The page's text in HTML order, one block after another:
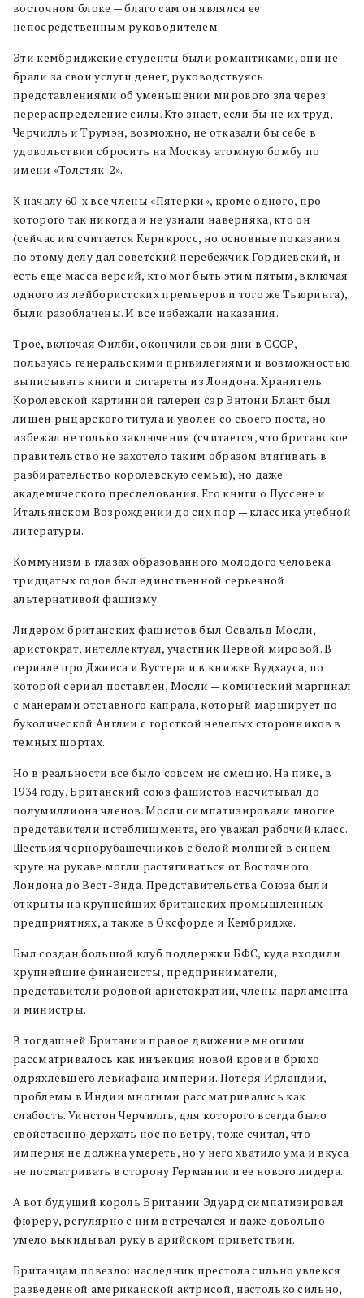
восточном блоке — благо сам он являлся ее
непосредственным руководителем.
Эти кембриджские студенты были романтиками, они не
брали за свои услуги денег, руководствуясь
представлениями об уменьшении мирового зла через
перераспределение силы. Кто знает, если бы не их труд,
Черчилль и Трумэн, возможно, не отказали бы себе в
удовольствии сбросить на Москву атомную бомбу по
имени «Толстяк-2».
К началу 60-х все члены «Пятерки», кроме одного, про
которого так никогда и не узнали наверняка, кто он
(сейчас им считается Кернкросс, но основные показания
по этому делу дал советский перебежчик Гордиевский, и
есть еще масса версий, кто мог быть этим пятым, включая
одного из лейбористских премьеров и того же Тьюринга),
были разоблачены. И все избежали наказания.
Трое, включая Филби, окончили свои дни в СССР,
пользуясь генеральскими привилегиями и возможностью
выписывать книги и сигареты из Лондона. Хранитель
Королевской картинной галереи сэр Энтони Блант был
лишен рыцарского титула и уволен со своего поста, но
избежал не только заключения (считается, что британское
правительство не захотело таким образом втягивать в
разбирательство королевскую семью), но даже
академического преследования. Его книги о Пуссене и
Итальянском Возрождении до сих пор — классика учебной
литературы.
Коммунизм в глазах образованного молодого человека
тридцатых годов был единственной серьезной
альтернативой фашизму.
Лидером британских фашистов был Освальд Мосли,
аристократ, интеллектуал, участник Первой мировой. В
сериале про Дживса и Вустера и в книжке Вудхауса, по
которой сериал поставлен, Мосли — комический маргинал
с манерами отставного капрала, который марширует по
буколической Англии с горсткой нелепых сторонников в
темных шортах.
Но в реальности все было совсем не смешно. На пике, в
1934 году, Британский союз фашистов насчитывал до
полумиллиона членов. Мосли симпатизировали многие
представители истеблишмента, его уважал рабочий класс.
Шествия чернорубашечников с белой молнией в синем
круге на рукаве могли растягиваться от Восточного
Лондона до Вест-Энда. Представительства Союза были
открыты на крупнейших британских промышленных
предприятиях, а также в Оксфорде и Кембридже.
Был создан большой клуб поддержки БФС, куда входили
крупнейшие финансисты, предприниматели,
представители родовой аристократии, члены парламента
и министры.
В тогдашней Британии правое движение многими
рассматривалось как инъекция новой крови в брюхо
одряхлевшего левиафана империи. Потеря Ирландии,
проблемы в Индии многими рассматривались как
слабость. Уинстон Черчилль, для которого всегда было
свойственно держать нос по ветру, тоже считал, что
империя не должна умереть, но у него хватило ума и вкуса
не посматривать в сторону Германии и ее нового лидера.
А вот будущий король Британии Эдуард симпатизировал
фюреру, регулярно с ним встречался и даже довольно
умело выкидывал руку в арийском приветствии.
Британцам повезло: наследник престола сильно увлекся
разведенной американской актрисой, настолько сильно,